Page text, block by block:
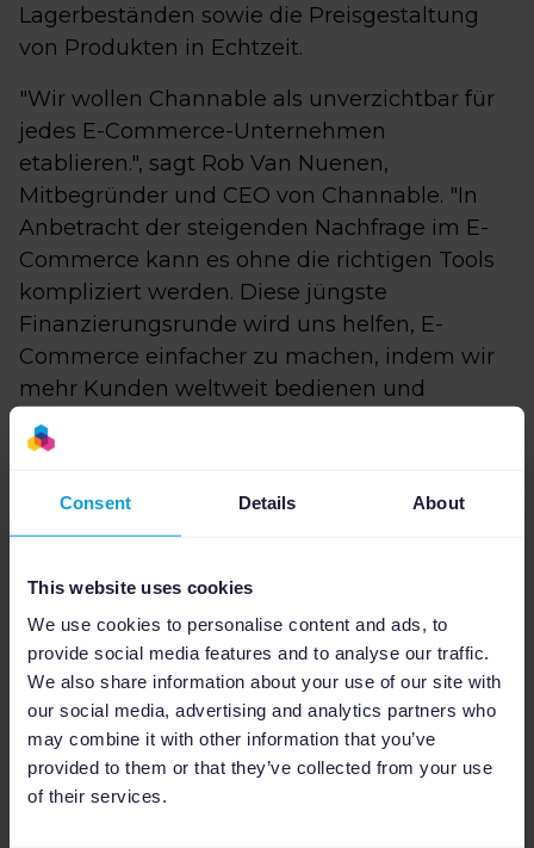
Consent Details About
This website uses cookies
We use cookies to personalise content and ads, to
provide social media features and to analyse our traffic.
We also share information about your use of our site with
our social media, advertising and analytics partners who
may combine it with other information that you’ve
provided to them or that they’ve collected from your use
of their services.
Lagerbeständen sowie die Preisgestaltung
von Produkten in Echtzeit.
"Wir wollen Channable als unverzichtbar für
jedes E-Commerce-Unternehmen
etablieren.", sagt Rob Van Nuenen,
Mitbegründer und CEO von Channable. "In
Anbetracht der steigenden Nachfrage im E-
Commerce kann es ohne die richtigen Tools
kompliziert werden. Diese jüngste
Finanzierungsrunde wird uns helfen, E-
Commerce einfacher zu machen, indem wir
mehr Kunden weltweit bedienen und
gleichzeitig auf unserer innovativen, sofort
einsetzbaren Technologie und unserem
stolz darauf, Partner wie Partech und Peak zu
einbringen, um Unternehmen wie Channable
auf die nächste Stufe zu bringen."
###
Über Channable
Channable bietet eine intelligente,
skalierbare und einfach zu bedienende